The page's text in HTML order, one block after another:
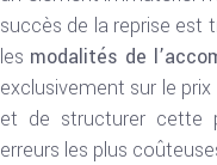
succès de la reprise est
les modalités de
exclusivement sur le
et de structurer cette
erreurs les plus